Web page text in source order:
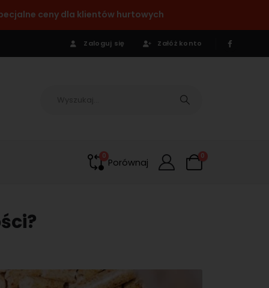
ceny dla klientów hurtowych
Zaloguj się Załóż konto
0
Porównaj
0